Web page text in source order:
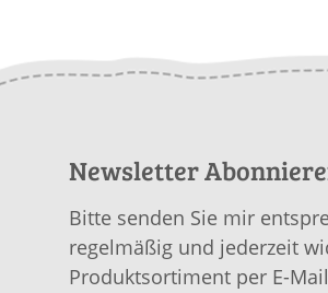
Newsletter
Bitte senden Sie mir
regelmäßig und jederzeit
Produktsortiment per E-